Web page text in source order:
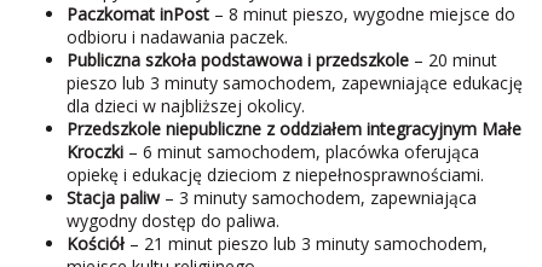
Paczkomat inPost – 8 minut pieszo, wygodne miejsce do
odbioru i nadawania paczek.
Publiczna szkoła podstawowa i przedszkole – 20 minut
pieszo lub 3 minuty samochodem, zapewniające edukację
dla dzieci w najbliższej okolicy.
Przedszkole niepubliczne z oddziałem integracyjnym Małe
Kroczki – 6 minut samochodem, placówka oferująca
opiekę i edukację dzieciom z niepełnosprawnościami.
Stacja paliw– 3 minuty samochodem, zapewniająca
wygodny dostęp do paliwa.
Kościół – 21 minut pieszo lub 3 minuty samochodem,